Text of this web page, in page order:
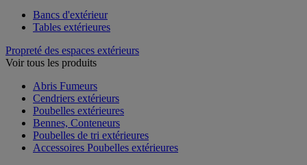
Bancs d'extérieur
Tables extérieures
Propreté des espaces extérieurs
Voir tous les produits
Abris Fumeurs
Cendriers extérieurs
Poubelles extérieures
Bennes, Conteneurs
Poubelles de tri extérieures
Accessoires Poubelles extérieures